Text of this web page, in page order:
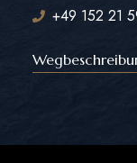
+49 152 21